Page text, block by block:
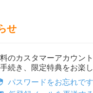
せ
のカスタマーアカウン
続き、限定特典をお楽
パスワードをお忘れで